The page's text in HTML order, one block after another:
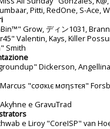
Pitti, RedOne, S-
Grow, ディン1031,
Valentin, Kays, Killer
Smith
Dickerson,
"cσσкιє мσηѕтєя"
e GravuTrad
e Liroy "CoreISP" van